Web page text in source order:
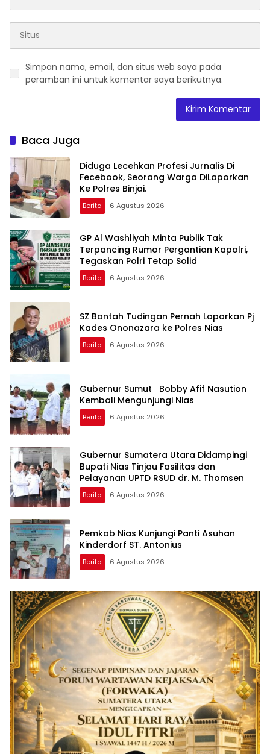
Simpan nama, email, dan situs web saya pada
peramban ini untuk komentar saya berikutnya.
Baca Juga
Diduga Lecehkan Profesi Jurnalis Di
Fecebook, Seorang Warga DiLaporkan
Ke Polres Binjai.
Berita 6 Agustus 2026
GP Al Washliyah Minta Publik Tak
Terpancing Rumor Pergantian Kapolri,
Tegaskan Polri Tetap Solid
Berita 6 Agustus 2026
SZ Bantah Tudingan Pernah Laporkan Pj
Kades Ononazara ke Polres Nias
Berita 6 Agustus 2026
Gubernur Sumut Bobby Afif Nasution
Kembali Mengunjungi Nias
Berita 6 Agustus 2026
Gubernur Sumatera Utara Didampingi
Bupati Nias Tinjau Fasilitas dan
Pelayanan UPTD RSUD dr. M. Thomsen
Berita 6 Agustus 2026
Pemkab Nias Kunjungi Panti Asuhan
Kinderdorf ST. Antonius
Berita 6 Agustus 2026